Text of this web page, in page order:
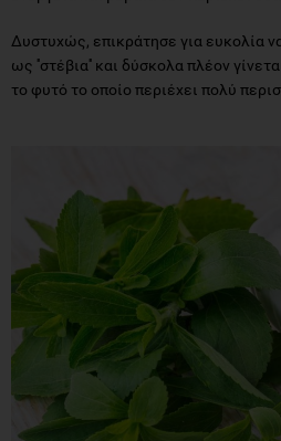
Δυστυχώς, επικράτησε για ευκολία
ως ''στέβια'' και δύσκολα πλέον
το φυτό το οποίο περιέχει πολύ